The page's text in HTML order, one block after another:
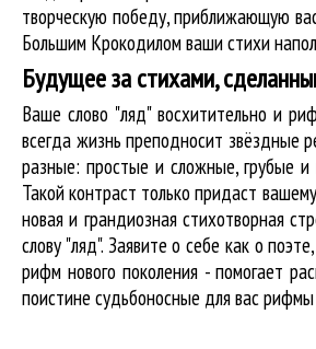
творческую победу, приближающую
Большим Крокодилом ваши стихи
Будущее за стихами,
Ваше слово "ляд" восхитительно и
всегда жизнь преподносит звёздные
разные: простые и сложные, грубые
Такой контраст только придаст
новая и грандиозная стихотворная
слову "ляд". Заявите о себе как о
рифм нового поколения - помогает
поистине судьбоносные для вас